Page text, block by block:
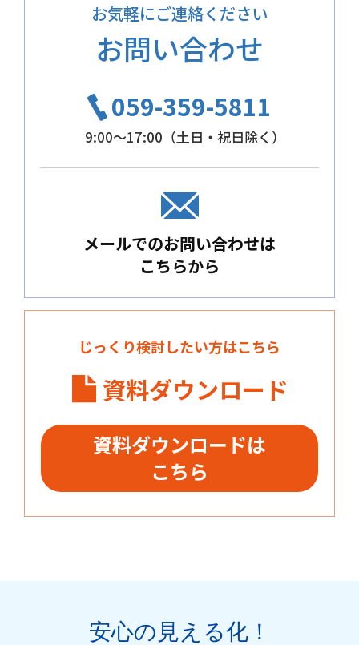
お気軽にご連絡ください
お問い合わせ
059-359-5811
9:00～17:00（土日・祝日除く）
メールでのお問い合わせは
こちらから
じっくり検討したい方はこちら
資料ダウンロード
資料ダウンロードは
こちら
安心の見える化！